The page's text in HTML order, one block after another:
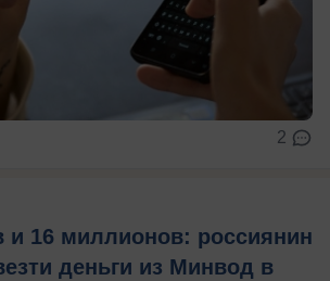
2
и 16 миллионов: россиянин
деньги из Минвод в